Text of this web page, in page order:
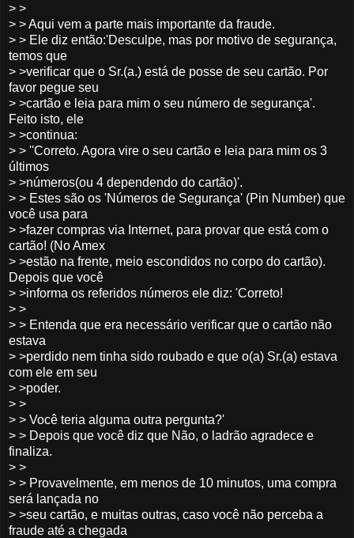
> >
> > Aqui vem a parte mais importante da fraude.
> > Ele diz então:'Desculpe, mas por motivo de segurança,
temos que
> >verificar que o Sr.(a.) está de posse de seu cartão. Por
favor pegue seu
> >cartão e leia para mim o seu número de segurança'.
Feito isto, ele
> >continua:
> > ''Correto. Agora vire o seu cartão e leia para mim os 3
últimos
> >números(ou 4 dependendo do cartão)'.
> > Estes são os 'Números de Segurança' (Pin Number) que
você usa para
> >fazer compras via Internet, para provar que está com o
cartão! (No Amex
> >estão na frente, meio escondidos no corpo do cartão).
Depois que você
> >informa os referidos números ele diz: 'Correto!
> >
> > Entenda que era necessário verificar que o cartão não
estava
> >perdido nem tinha sido roubado e que o(a) Sr.(a) estava
com ele em seu
> >poder.
> >
> > Você teria alguma outra pergunta?'
> > Depois que você diz que Não, o ladrão agradece e
finaliza.
> >
> > Provavelmente, em menos de 10 minutos, uma compra
será lançada no
> >seu cartão, e muitas outras, caso você não perceba a
fraude até a chegada